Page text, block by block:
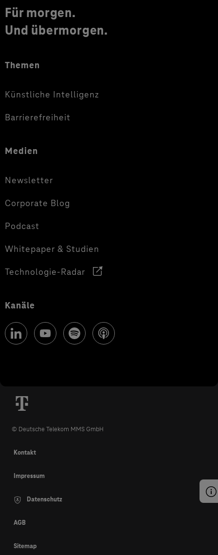
Für morgen.
Und übermorgen.
Themen
Künstliche Intelligenz
Barrierefreiheit
Medien
Newsletter
Corporate Blog
Podcast
Whitepaper & Studien
Technologie-Radar
Kanäle
© Deutsche Telekom MMS GmbH
Kontakt
Impressum
Datenschutz
AGB
Sitemap